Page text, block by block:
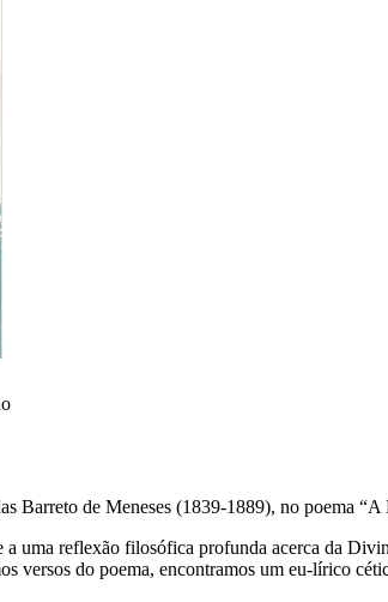
Barreto de Meneses (1839-1889), no poema
uma reflexão filosófica profunda acerca da
versos do poema, encontramos um eu-lírico